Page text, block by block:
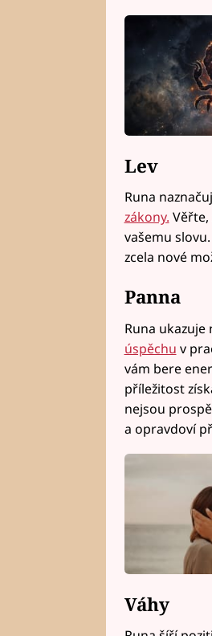
Lev
Runa
zákony.
vašemu
zcela nové
Panna
Runa ukazuje
úspěchu v
vám bere
příležitost
nejsou
a opravdoví
Váhy